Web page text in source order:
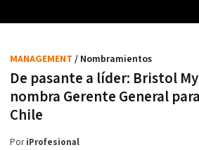
De pasante a líder: Bristol
nombra Gerente General
Chile
MANAGEMENT / Nombramientos
PoriProfesional